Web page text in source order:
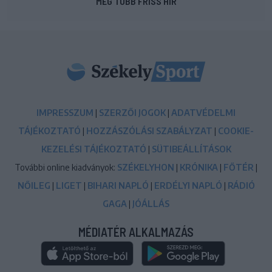
IMPRESSZUM | SZERZŐI JOGOK | ADATVÉDELMI
TÁJÉKOZTATÓ | HOZZÁSZÓLÁSI SZABÁLYZAT | COOKIE-
KEZELÉSI TÁJÉKOZTATÓ | SÜTIBEÁLLÍTÁSOK
További online kiadványok: SZÉKELYHON | KRÓNIKA | FŐTÉR |
NŐILEG | LIGET | BIHARI NAPLÓ | ERDÉLYI NAPLÓ | RÁDIÓ
GAGA | JÓÁLLÁS
MÉDIATÉR ALKALMAZÁS